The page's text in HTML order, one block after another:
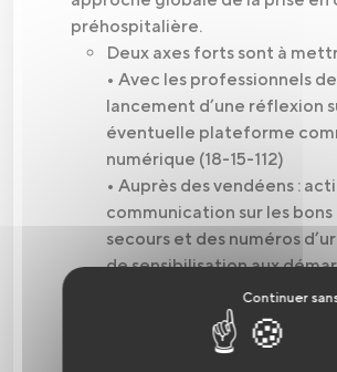
préhospitalière.
Deux axes forts sont à
• Avec les professionnels
lancement d’une réflexion
éventuelle plateforme
numérique (18-15-112)
• Auprès des vendéens :
communication sur les bons
secours et des numéros
de sensibilisation aux
citoyennes pour être
sécurité et de celle des